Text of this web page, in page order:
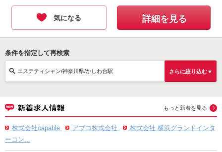
気になる 詳細を見る
条件を指定して再検索
エステティシャン/神奈川県/かしわ台駅 さらに絞り込む▼
もっと新着を見る
株式会社capable アブコ株式会社
株式会社 横浜グランドインタ
ーコン...